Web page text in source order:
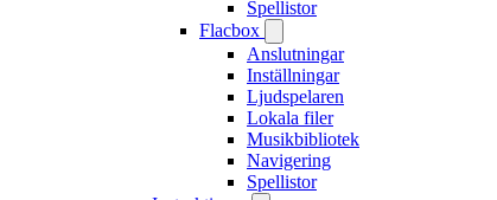
Spellistor
Flacbox
Anslutningar
Inställningar
Ljudspelaren
Lokala filer
Musikbibliotek
Navigering
Spellistor